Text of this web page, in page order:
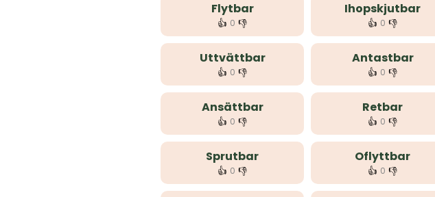
Flytbar
👍 0 👎
Ihopskjutbar
👍 0 👎
Uttvättbar
👍 0 👎
Antastbar
👍 0 👎
Ansättbar
👍 0 👎
Retbar
👍 0 👎
Sprutbar
👍 0 👎
Oflyttbar
👍 0 👎